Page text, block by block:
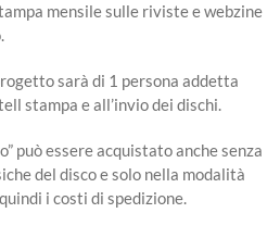
mensile sulle riviste e webzine
sarà di 1 persona addetta
stampa e all’invio dei dischi.
può essere acquistato anche senza
del disco e solo nella modalità
i costi di spedizione.